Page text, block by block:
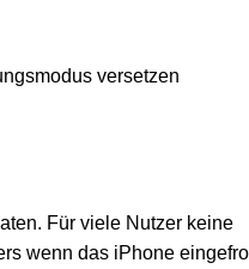
versetzen
Für viele Nutzer keine
wenn das iPhone